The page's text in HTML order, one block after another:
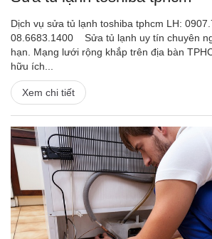
Dịch vụ sửa tủ lạnh toshiba tphcm LH:
08.6683.1400 Sửa tủ lạnh uy tín chuyên
hạn. Mạng lưới rộng khắp trên địa bàn
hữu ích...
Xem chi tiết